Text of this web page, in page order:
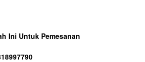
Ini Untuk Pemesanan